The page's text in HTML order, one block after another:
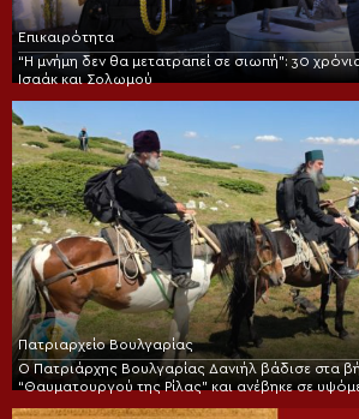
Επικαιρότητα
“Η μνήμη δεν θα μετατραπεί σε σιωπή”: 30
Ισαάκ και Σολωμού
Πατριαρχείο Βουλγαρίας
Ο Πατριάρχης Βουλγαρίας Δανιήλ βάδισε στα
“Θαυματουργού της Ρίλας” και ανέβηκε σε